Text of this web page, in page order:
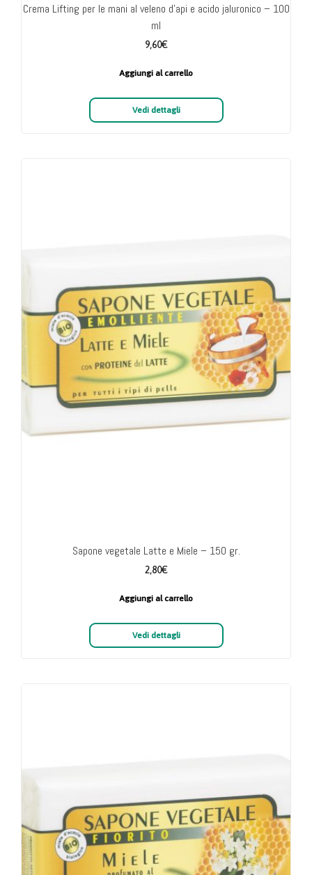
Crema Lifting per le mani al veleno d’api e acido jaluronico – 100
ml
9,60€
Aggiungi al carrello
Vedi dettagli
Sapone vegetale Latte e Miele – 150 gr.
2,80€
Aggiungi al carrello
Vedi dettagli